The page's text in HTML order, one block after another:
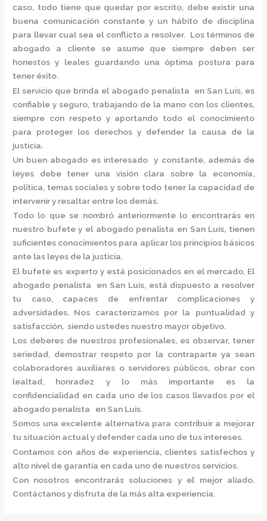
caso, todo tiene que quedar por escrito, debe existir una
buena comunicación constante y un hábito de disciplina
para llevar cual sea el conflicto a resolver. Los términos de
abogado a cliente se asume que siempre deben ser
honestos y leales guardando una óptima postura para
tener éxito.
El servicio que brinda el abogado penalista en San Luis, es
confiable y seguro, trabajando de la mano con los clientes,
siempre con respeto y aportando todo el conocimiento
para proteger los derechos y defender la causa de la
justicia.
Un buen abogado es interesado y constante, además de
leyes debe tener una visión clara sobre la economía,
política, temas sociales y sobre todo tener la capacidad de
intervenir y resaltar entre los demás.
Todo lo que se nombró anteriormente lo encontrarás en
nuestro bufete y el abogado penalista en San Luis, tienen
suficientes conocimientos para aplicar los principios básicos
ante las leyes de la justicia.
El bufete es experto y está posicionados en el mercado, El
abogado penalista en San Luis, está dispuesto a resolver
tu caso, capaces de enfrentar complicaciones y
adversidades. Nos caracterizamos por la puntualidad y
satisfacción, siendo ustedes nuestro mayor objetivo.
Los deberes de nuestros profesionales, es observar, tener
seriedad, demostrar respeto por la contraparte ya sean
colaboradores auxiliares o servidores públicos, obrar con
lealtad, honradez y lo más importante es la
confidencialidad en cada uno de los casos llevados por el
abogado penalista en San Luis.
Somos una excelente alternativa para contribuir a mejorar
tu situación actual y defender cada uno de tus intereses.
Contamos con años de experiencia, clientes satisfechos y
alto nivel de garantía en cada uno de nuestros servicios.
Con nosotros encontrarás soluciones y el mejor aliado.
Contáctanos y disfruta de la más alta experiencia.